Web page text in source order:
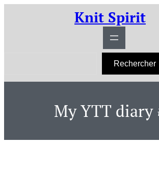
Knit Spirit
h
Rechercher
My YTT diary